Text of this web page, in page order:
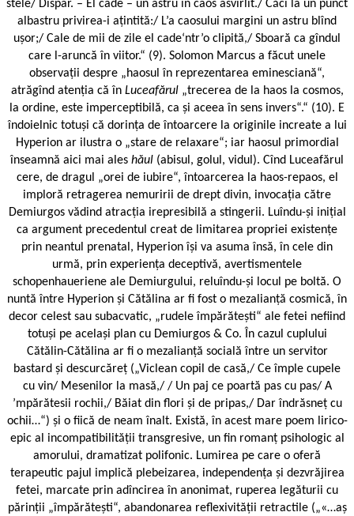
stele/ Dispar. – El cade – un astru în caos asvîrlit./ Căci la un punct
albastru privirea-i ațintită:/ L’a caosului margini un astru blînd
ușor;/ Cale de mii de zile el cade‘ntr’o clipită,/ Sboară ca gîndul
care l-aruncă în viitor.“ (9). Solomon Marcus a făcut unele
observații despre „haosul în reprezentarea eminesciană“,
atrăgînd atenția că în Luceafărul „trecerea de la haos la cosmos,
la ordine, este imperceptibilă, ca și aceea în sens invers“.“ (10). E
îndoielnic totuși că dorința de întoarcere la originile increate a lui
Hyperion ar ilustra o „stare de relaxare“; iar haosul primordial
înseamnă aici mai ales hăul (abisul, golul, vidul). Cînd Luceafărul
cere, de dragul „orei de iubire“, întoarcerea la haos-repaos, el
imploră retragerea nemuririi de drept divin, invocația către
Demiurgos vădind atracția irepresibilă a stingerii. Luîndu-și inițial
ca argument precedentul creat de limitarea propriei existențe
prin neantul prenatal, Hyperion își va asuma însă, în cele din
urmă, prin experiența deceptivă, avertismentele
schopenhaueriene ale Demiurgului, reluîndu-și locul pe boltă. O
nuntă între Hyperion și Cătălina ar fi fost o mezalianță cosmică, în
decor celest sau subacvatic, „rudele împărătești“ ale fetei nefiind
totuși pe același plan cu Demiurgos & Co. În cazul cuplului
Cătălin-Cătălina ar fi o mezalianță socială între un servitor
bastard și descurcăreț („Viclean copil de casă,/ Ce împle cupele
cu vin/ Mesenilor la masă,/ / Un paj ce poartă pas cu pas/ A
’mpărătesii rochii,/ Băiat din flori și de pripas,/ Dar îndrăsneț cu
ochii…“) și o fiică de neam înalt. Există, în acest mare poem lirico-
epic al incompatibilității transgresive, un fin romanț psihologic al
amorului, dramatizat polifonic. Lumirea pe care o oferă
terapeutic pajul implică plebeizarea, independența și dezvrăjirea
fetei, marcate prin adîncirea în anonimat, ruperea legăturii cu
părinții „împărătești“, abandonarea reflexivității retractile („«…aș